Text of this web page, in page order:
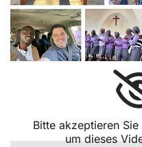
Bitte akzeptieren
um dieses